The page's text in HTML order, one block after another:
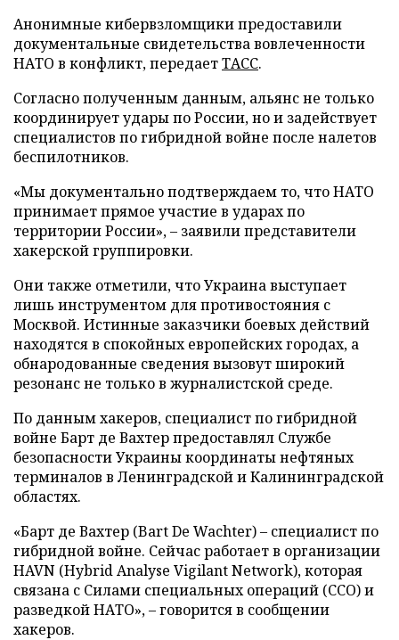
Анонимные кибервзломщики предоставили
документальные свидетельства вовлеченности
НАТО в конфликт, передаетТАСС.
Согласно полученным данным, альянс не только
координирует удары по России, но и задействует
специалистов по гибридной войне после налетов
беспилотников.
«Мы документально подтверждаем то, что НАТО
принимает прямое участие в ударах по
территории России», – заявили представители
хакерской группировки.
Они также отметили, что Украина выступает
лишь инструментом для противостояния с
Москвой. Истинные заказчики боевых действий
находятся в спокойных европейских городах, а
обнародованные сведения вызовут широкий
резонанс не только в журналистской среде.
По данным хакеров, специалист по гибридной
войне Барт де Вахтер предоставлял Службе
безопасности Украины координаты нефтяных
терминалов в Ленинградской и Калининградской
областях.
«Барт де Вахтер (Bart De Wachter) – специалист по
гибридной войне. Сейчас работает в организации
HAVN (Hybrid Analyse Vigilant Network), которая
связана с Силами специальных операций (ССО) и
разведкой НАТО», – говорится в сообщении
хакеров.